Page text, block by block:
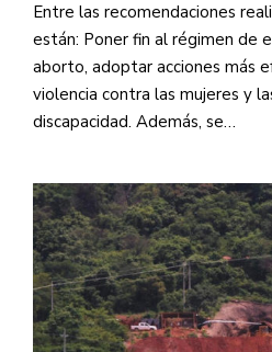
Entre las recomendaciones
están: Poner fin al régimen de
aborto, adoptar acciones más
violencia contra las mujeres y
discapacidad. Además, se…